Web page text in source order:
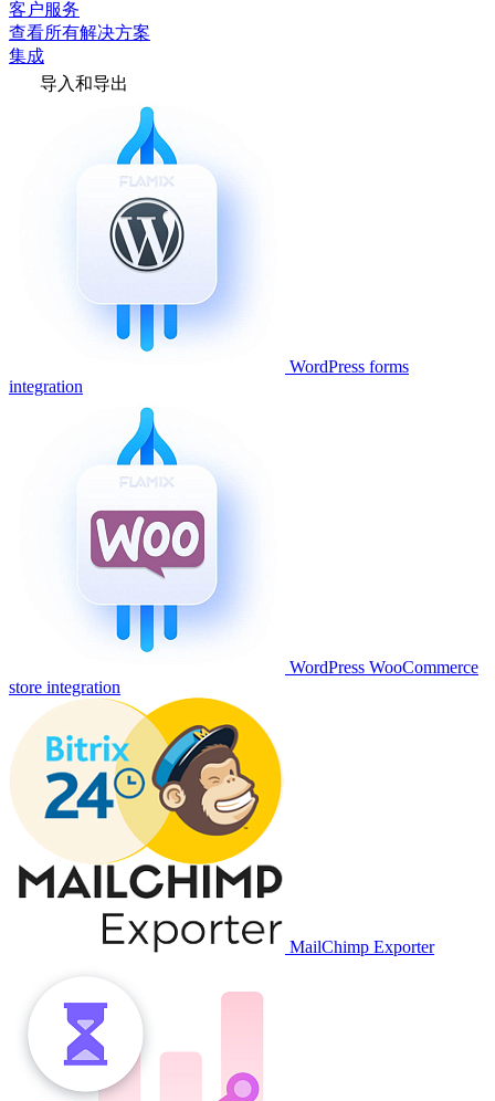
客户服务
查看所有解决方案
集成
导入和导出
WordPress forms
integration
WordPress WooCommerce
store integration
MailChimp Exporter